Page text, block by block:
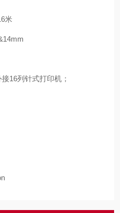
米
16列针式打印机；